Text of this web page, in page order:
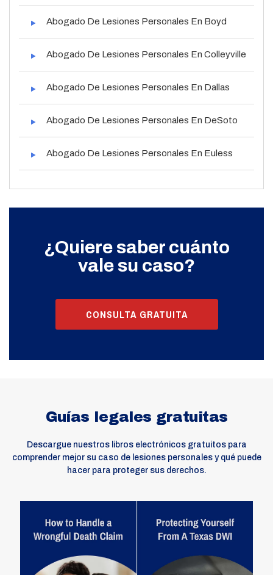
Abogado De Lesiones Personales En Boyd
Abogado De Lesiones Personales En Colleyville
Abogado De Lesiones Personales En Dallas
Abogado De Lesiones Personales En DeSoto
Abogado De Lesiones Personales En Euless
¿Quiere saber cuánto
vale su caso?
CONSULTA GRATUITA
Guías legales gratuitas
Descargue nuestros libros electrónicos gratuitos para
comprender mejor su caso de lesiones personales y qué puede
hacer para proteger sus derechos.